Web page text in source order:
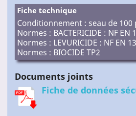
Fiche technique
Conditionnement : seau de 100
Normes : BACTERICIDE : NF EN
Normes : LEVURICIDE : NF EN
Normes : BIOCIDE TP2
Documents joints
Fiche de données